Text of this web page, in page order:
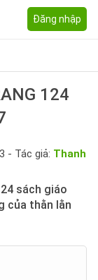
Đăng nhập
124
- Tác giả: Thanh
sách giáo
của thằn lằn